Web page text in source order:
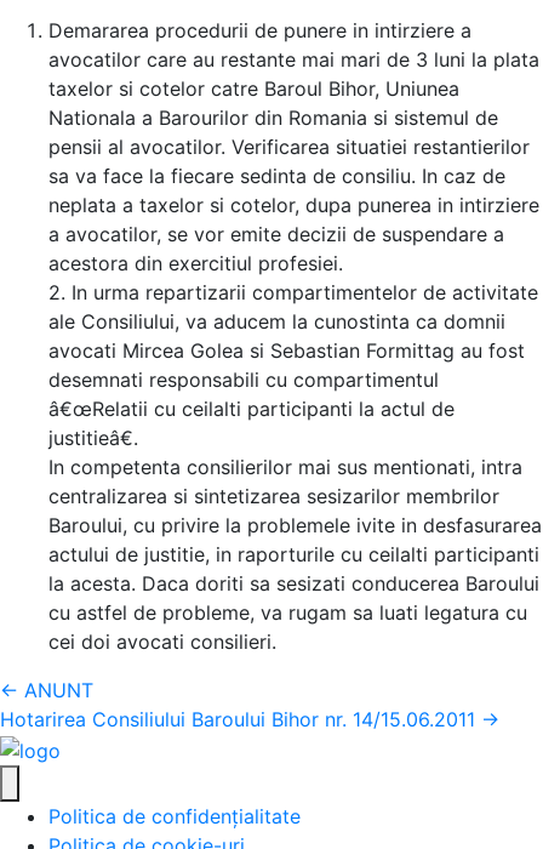
Demararea procedurii de punere in intirziere a
avocatilor care au restante mai mari de 3 luni la plata
taxelor si cotelor catre Baroul Bihor, Uniunea
Nationala a Barourilor din Romania si sistemul de
pensii al avocatilor. Verificarea situatiei restantierilor
sa va face la fiecare sedinta de consiliu. In caz de
neplata a taxelor si cotelor, dupa punerea in intirziere
a avocatilor, se vor emite decizii de suspendare a
acestora din exercitiul profesiei.
2. In urma repartizarii compartimentelor de activitate
ale Consiliului, va aducem la cunostinta ca domnii
avocati Mircea Golea si Sebastian Formittag au fost
desemnati responsabili cu compartimentul
â€œRelatii cu ceilalti participanti la actul de
justitieâ€.
In competenta consilierilor mai sus mentionati, intra
centralizarea si sintetizarea sesizarilor membrilor
Baroului, cu privire la problemele ivite in desfasurarea
actului de justitie, in raporturile cu ceilalti participanti
la acesta. Daca doriti sa sesizati conducerea Baroului
cu astfel de probleme, va rugam sa luati legatura cu
cei doi avocati consilieri.
Posts
navigation
← ANUNT
Hotarirea Consiliului Baroului Bihor nr. 14/15.06.2011 →
Politica de confidențialitate